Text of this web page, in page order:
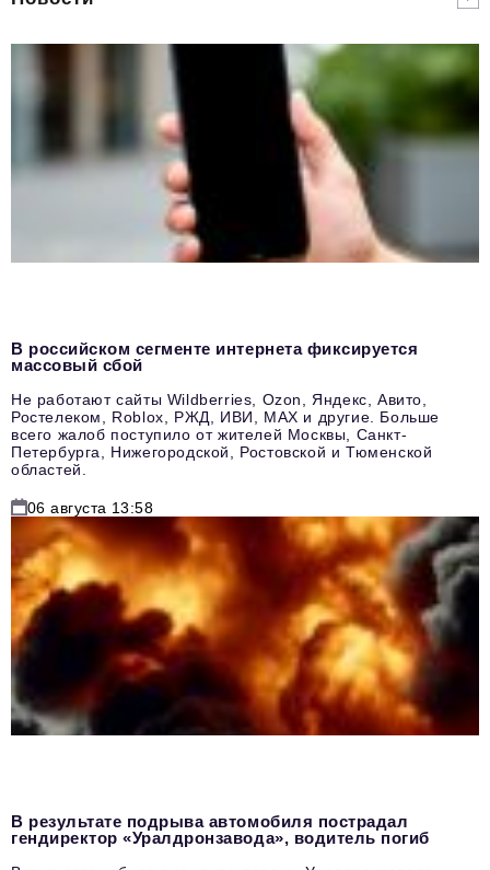
В российском сегменте интернета фиксируется
массовый сбой
Не работают сайты Wildberries, Ozon, Яндекс, Авито,
Ростелеком, Roblox, РЖД, ИВИ, MAX и другие. Больше
всего жалоб поступило от жителей Москвы, Санкт-
Петербурга, Нижегородской, Ростовской и Тюменской
областей.
06 августа 13:58
В результате подрыва автомобиля пострадал
гендиректор «Уралдронзавода», водитель погиб